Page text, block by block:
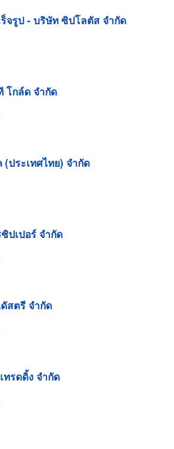
จรูป - บริษัท ซิปโลตัส จำกัด
โกล์ด จำกัด
(ประเทศไทย) จำกัด
ปเปอร์ จำกัด
สตรี จำกัด
ทรดดิ้ง จำกัด